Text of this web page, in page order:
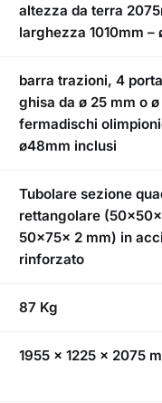
altezza da terra
larghezza 1010mm –
barra trazioni, 4
ghisa da ø 25 mm o
fermadischi
ø48mm inclusi
Tubolare sezione
rettangolare
50x75x 2 mm) in
rinforzato
87 Kg
1955 x 1225 x 2075